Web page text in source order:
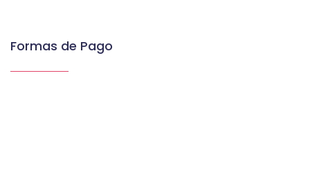
Formas de Pago